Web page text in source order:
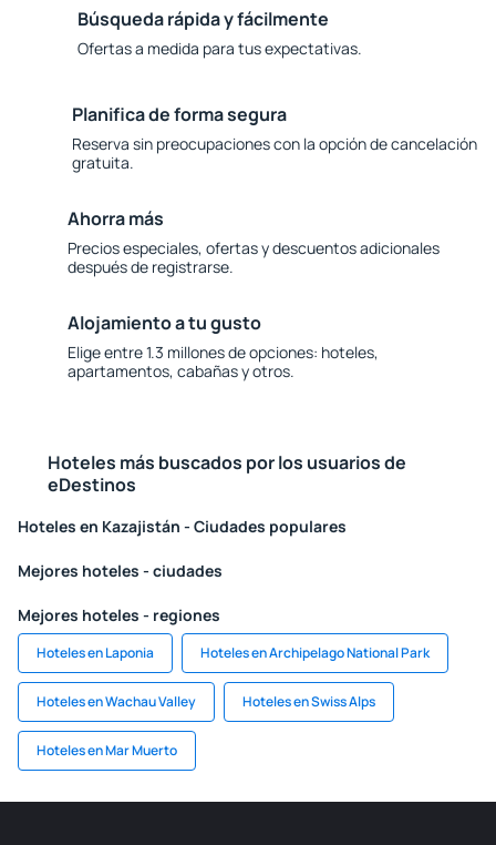
Búsqueda rápida y fácilmente
Ofertas a medida para tus expectativas.
Planifica de forma segura
Reserva sin preocupaciones con la opción de cancelación
gratuita.
Ahorra más
Precios especiales, ofertas y descuentos adicionales
después de registrarse.
Alojamiento a tu gusto
Elige entre 1.3 millones de opciones: hoteles,
apartamentos, cabañas y otros.
Hoteles más buscados por los usuarios de
eDestinos
Hoteles en Kazajistán - Ciudades populares
Mejores hoteles - ciudades
Mejores hoteles - regiones
Hoteles en Laponia Hoteles en Archipelago National Park
Hoteles en Wachau Valley Hoteles en Swiss Alps
Hoteles en Mar Muerto